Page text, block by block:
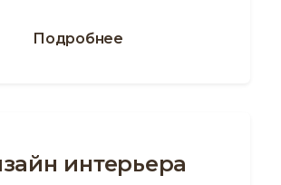
Подробнее
интерьера